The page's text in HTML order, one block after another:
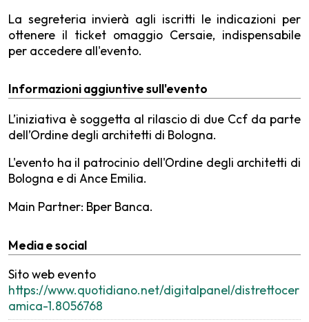
La segreteria invierà agli iscritti le indicazioni per
ottenere il ticket omaggio Cersaie, indispensabile
per accedere all'evento.
Informazioni aggiuntive sull'evento
L’iniziativa è soggetta al rilascio di due Ccf da parte
dell’Ordine degli architetti di Bologna.
L'evento ha il patrocinio dell'Ordine degli architetti di
Bologna e di Ance Emilia.
Main Partner: Bper Banca.
Media e social
Sito web evento
https://www.quotidiano.net/digitalpanel/distrettocer
amica-1.8056768